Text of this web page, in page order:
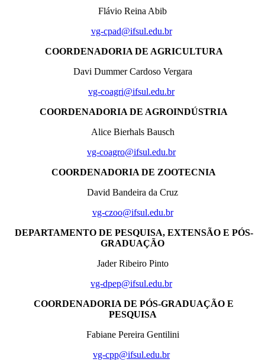
Flávio Reina Abib
vg-cpad@ifsul.edu.br
COORDENADORIA DE AGRICULTURA
Davi Dummer Cardoso Vergara
vg-coagri@ifsul.edu.br
COORDENADORIA DE AGROINDÚSTRIA
Alice Bierhals Bausch
vg-coagro@ifsul.edu.br
COORDENADORIA DE ZOOTECNIA
David Bandeira da Cruz
vg-czoo@ifsul.edu.br
DEPARTAMENTO DE PESQUISA, EXTENSÃO E PÓS-
GRADUAÇÃO
Jader Ribeiro Pinto
vg-dpep@ifsul.edu.br
COORDENADORIA DE PÓS-GRADUAÇÃO E
PESQUISA
Fabiane Pereira Gentilini
vg-cpp@ifsul.edu.br